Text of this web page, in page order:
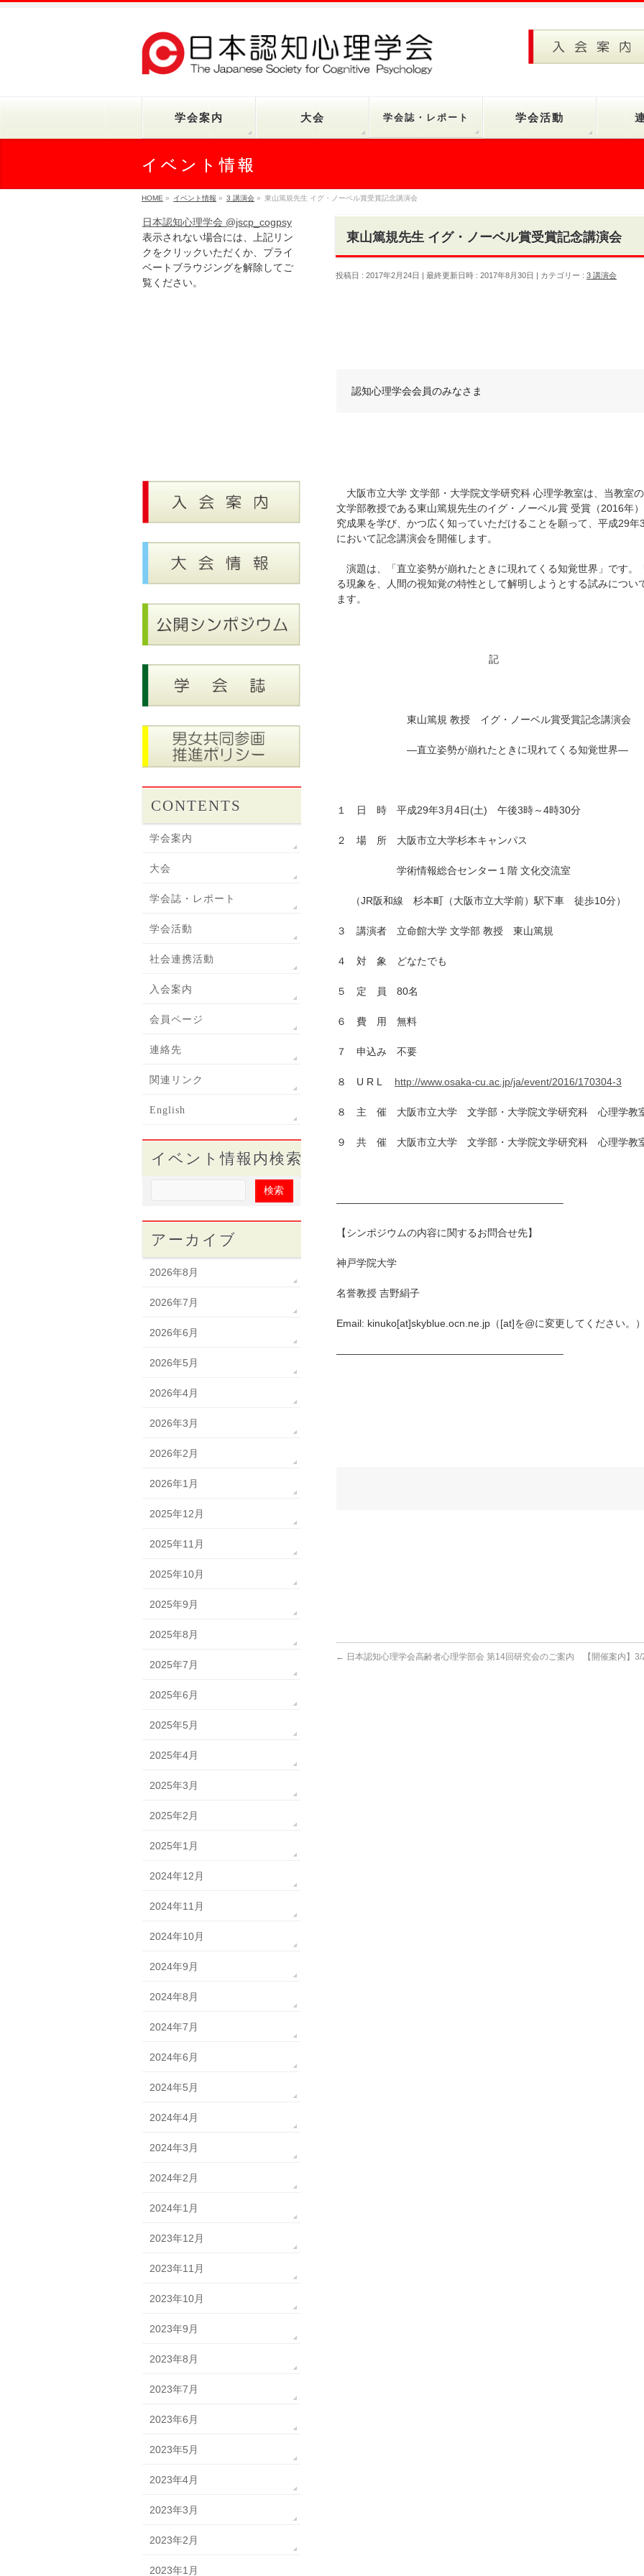
学会案内 大会 学会誌・レポート 学会活動
イベント情報
HOME » イベント情報 » 3 講演会 » 東山篤規先生 イグ・ノーベル賞受賞記念講演会
東山篤規先生 イグ・ノーベル賞受賞記念講演会
投稿日 : 2017年2月24日 最終更新日時 : 2017年8月30日 カテゴリー : 3 講演会
認知心理学会会員のみなさま
大阪市立大学 文学部・大学院文学研究科 心理学教室は、当教室
文学部教授である東山篤規先生のイグ・ノーベル賞 受賞（2016年）
究成果を学び、かつ広く知っていただけることを願って、平成29年
において記念講演会を開催します。
演題は、「直立姿勢が崩れたときに現れてくる知覚世界」です。
る現象を、人間の視知覚の特性として解明しようとする試みについ
ます。
記
東山篤規 教授 イグ・ノーベル賞受賞記念講演会
―直立姿勢が崩れたときに現れてくる知覚世界―
１ 日 時 平成29年3月4日(土) 午後3時～4時30分
２ 場 所 大阪市立大学杉本キャンパス
学術情報総合センター１階 文化交流室
（JR阪和線 杉本町（大阪市立大学前）駅下車 徒歩10分）
３ 講演者 立命館大学 文学部 教授 東山篤規
４ 対 象 どなたでも
５ 定 員 80名
６ 費 用 無料
７ 申込み 不要
８ U R L http://www.osaka-cu.ac.jp/ja/event/2016/170304-3
８ 主 催 大阪市立大学 文学部・大学院文学研究科 心理学教
９ 共 催 大阪市立大学 文学部・大学院文学研究科 心理学教
——————————————————————–
【シンポジウムの内容に関するお問合せ先】
神戸学院大学
名誉教授 吉野絹子
Email: kinuko[at]skyblue.ocn.ne.jp（[at]を@に変更してください。）
——————————————————————–
← 日本認知心理学会高齢者心理学部会 第14回研究会のご案内
【開催案内】
日本認知心理学会 @jscp_cogpsy
表示されない場合には、上記リン
クをクリックいただくか、プライ
ベートブラウジングを解除してご
覧ください。
CONTENTS
学会案内
大会
学会誌・レポート
学会活動
社会連携活動
入会案内
会員ページ
連絡先
関連リンク
English
イベント情報内検索
アーカイブ
2026年8月
2026年7月
2026年6月
2026年5月
2026年4月
2026年3月
2026年2月
2026年1月
2025年12月
2025年11月
2025年10月
2025年9月
2025年8月
2025年7月
2025年6月
2025年5月
2025年4月
2025年3月
2025年2月
2025年1月
2024年12月
2024年11月
2024年10月
2024年9月
2024年8月
2024年7月
2024年6月
2024年5月
2024年4月
2024年3月
2024年2月
2024年1月
2023年12月
2023年11月
2023年10月
2023年9月
2023年8月
2023年7月
2023年6月
2023年5月
2023年4月
2023年3月
2023年2月
2023年1月